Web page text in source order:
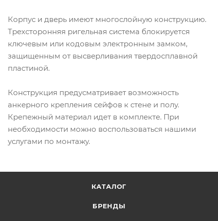
Корпус и дверь имеют многослойную конструкцию.
Трехсторонняя ригельная система блокируется
ключевым или кодовым электронным замком,
защищенным от высверливания твердосплавной
пластиной.
Конструкция предусматривает возможность
анкерного крепления сейфов к стене и полу.
Крепежный материал идет в комплекте. При
необходимости можно воспользоваться нашими
услугами по монтажу.
КАТАЛОГ
БРЕНДЫ